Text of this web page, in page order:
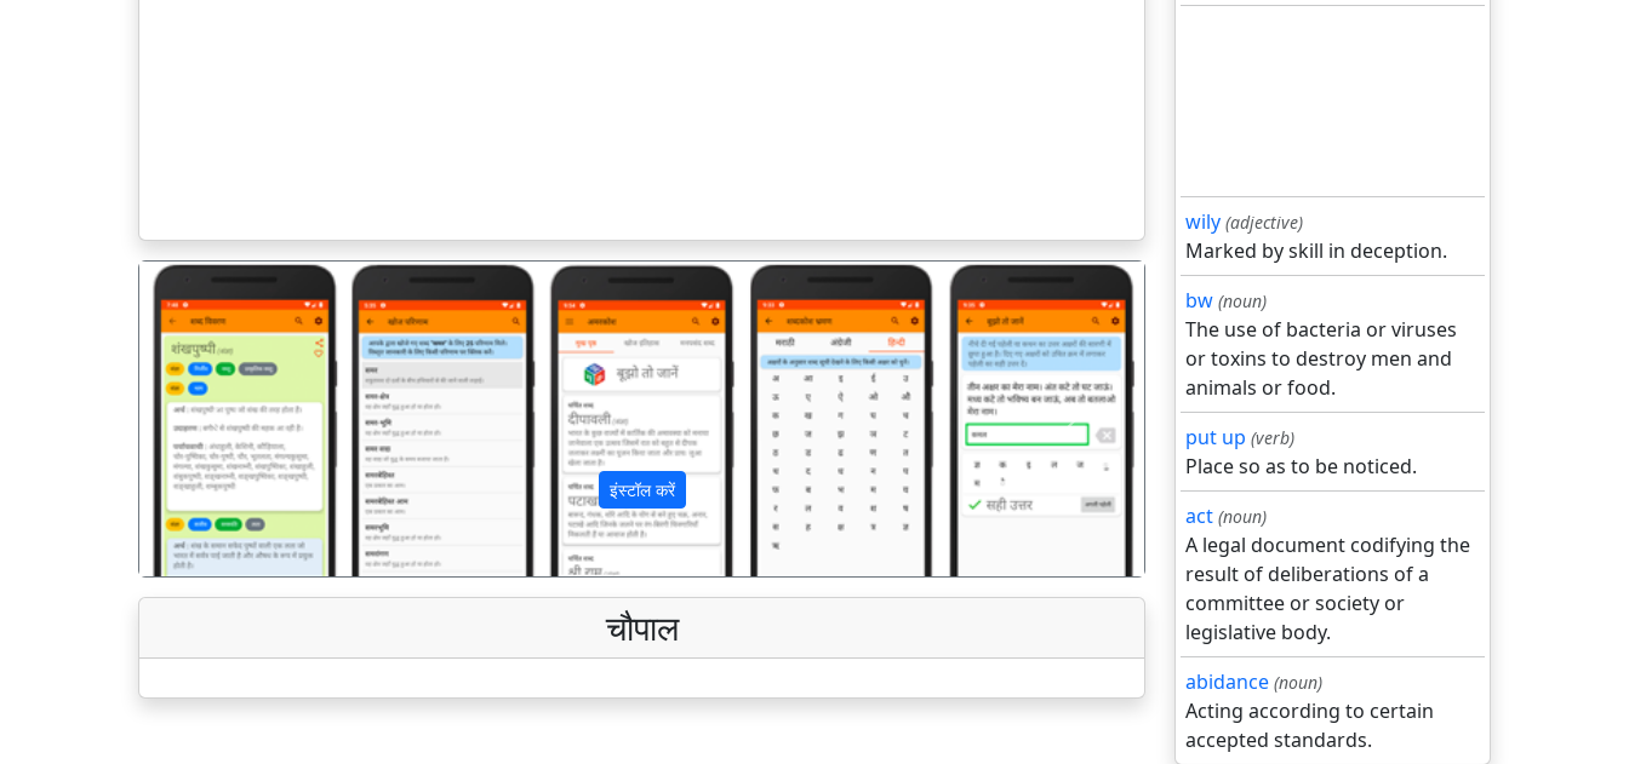
इंस्टॉल करें
पिछला अगला
चौपाल
wily (adjective)
Marked by skill in deception.
bw (noun)
The use of bacteria or viruses
or toxins to destroy men and
animals or food.
put up (verb)
Place so as to be noticed.
act (noun)
A legal document codifying the
result of deliberations of a
committee or society or
legislative body.
abidance (noun)
Acting according to certain
accepted standards.